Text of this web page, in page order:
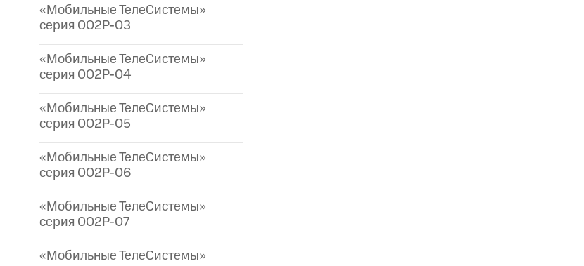
«Мобильные ТелеСистемы»
серия 002P-03
«Мобильные ТелеСистемы»
серия 002P-04
«Мобильные ТелеСистемы»
серия 002P-05
«Мобильные ТелеСистемы»
серия 002P-06
«Мобильные ТелеСистемы»
серия 002P-07
«Мобильные ТелеСистемы»